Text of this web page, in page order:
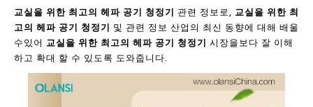
교실을 위한 최고의 헤파 공기 청정기 관련 정보로, 교실을 위한 최
고의 헤파 공기 청정기 및 관련 정보 산업의 최신 동향에 대해 배울
수있어 교실을 위한 최고의 헤파 공기 청정기 시장을보다 잘 이해
하고 확대 할 수 있도록 도와줍니다.